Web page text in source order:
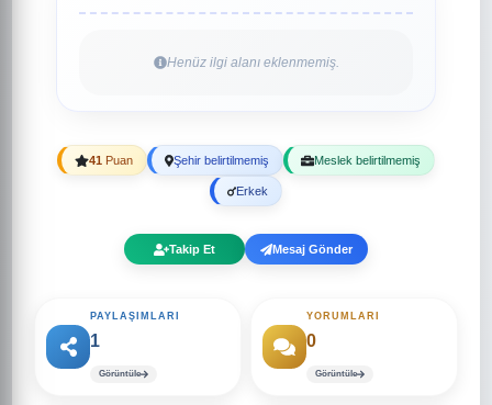
Henüz ilgi alanı eklenmemiş.
41 Puan Şehir belirtilmemiş Meslek belirtilmemiş
Erkek
Takip Et Mesaj Gönder
PAYLAŞIMLARI
1
Görüntüle
YORUMLARI
0
Görüntüle